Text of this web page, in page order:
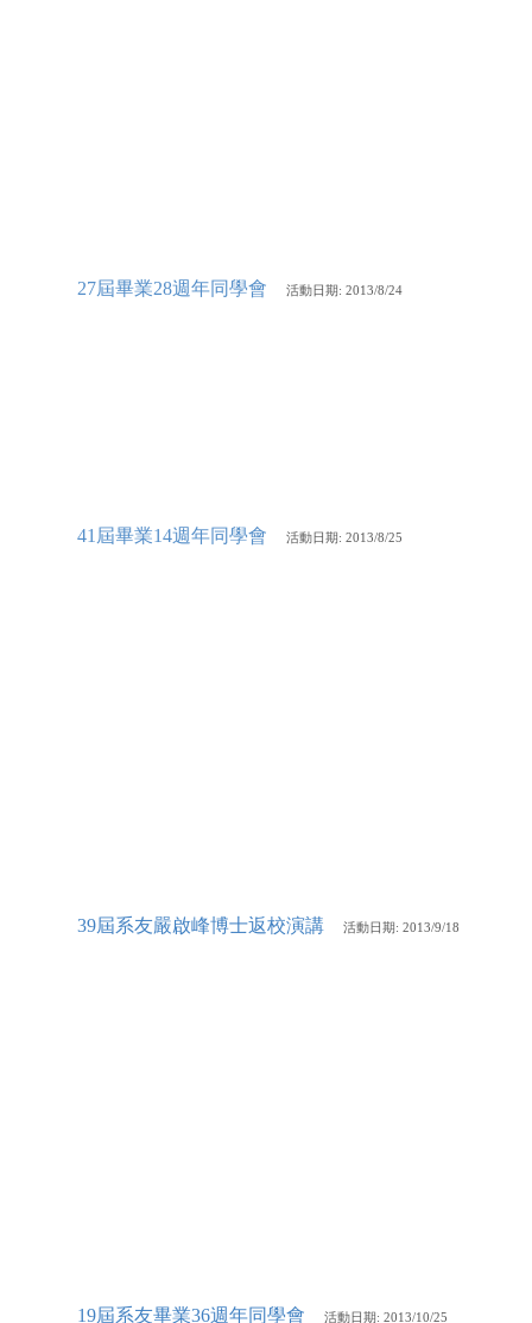
27屆畢業28週年同學會 活動日期: 2013/8/24
41屆畢業14週年同學會 活動日期: 2013/8/25
39屆系友嚴啟峰博士返校演講 活動日期: 2013/9/18
19屆系友畢業36週年同學會 活動日期: 2013/10/25